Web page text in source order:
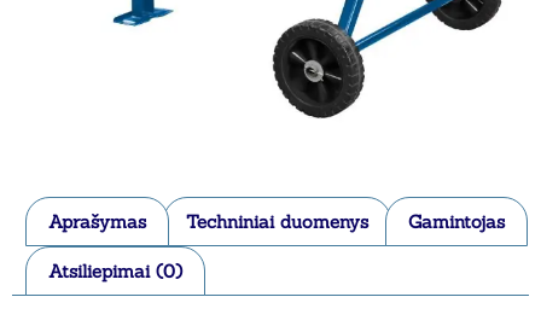
Aprašymas Techniniai duomenys Gamintojas
Atsiliepimai (0)